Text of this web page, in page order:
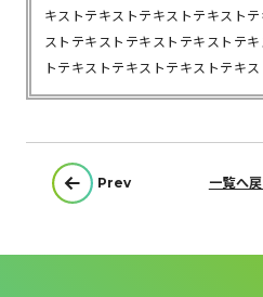
キストテキストテキストテキスト
ストテキストテキストテキストテ
トテキストテキストテキストテキス
投
稿
ー
Prev 一覧へ